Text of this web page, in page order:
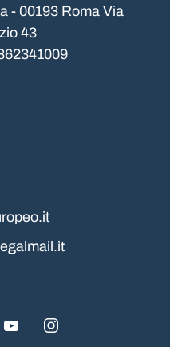
- 00193 Roma Via
43